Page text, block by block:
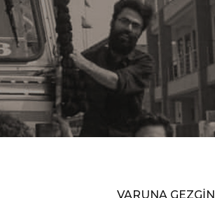
VARUNA GEZGIN